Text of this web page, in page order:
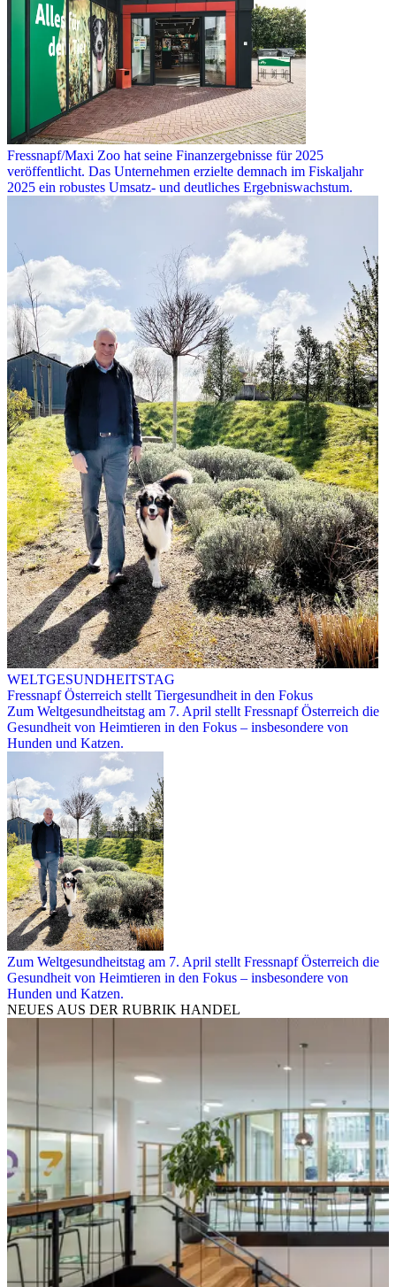
Fressnapf/Maxi Zoo hat seine Finanzergebnisse für 2025
veröffentlicht. Das Unternehmen erzielte demnach im Fiskaljahr
2025 ein robustes Umsatz- und deutliches Ergebniswachstum.
WELTGESUNDHEITSTAG
Fressnapf Österreich stellt Tiergesundheit in den Fokus
Zum Weltgesundheitstag am 7. April stellt Fressnapf Österreich die
Gesundheit von Heimtieren in den Fokus – insbesondere von
Hunden und Katzen.
Zum Weltgesundheitstag am 7. April stellt Fressnapf Österreich die
Gesundheit von Heimtieren in den Fokus – insbesondere von
Hunden und Katzen.
NEUES AUS DER RUBRIK HANDEL